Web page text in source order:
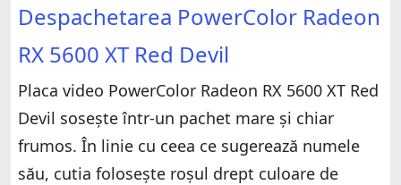
Despachetarea PowerColor Radeon
RX 5600 XT Red Devil
Placa video PowerColor Radeon RX 5600 XT Red
Devil sosește într-un pachet mare și chiar
frumos. În linie cu ceea ce sugerează numele
său, cutia folosește roșul drept culoare de